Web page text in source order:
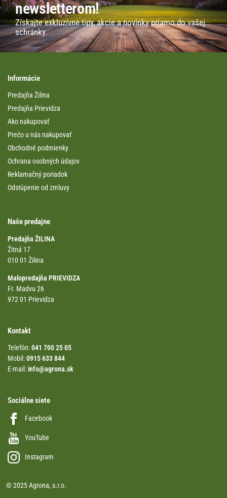
newsletterom!
Získajte exkluzívne tipy, akcie a novinky priamo do vašej
schránky.
Informácie
Predajňa Žilina
Predajňa Prievidza
Ako nakupovať
Prečo u nás nakupovať
Obchodné podmienky
Ochrana osobných údajov
Reklamačný poriadok
Odstúpenie od zmluvy
Naše predajne
Predajňa ŽILINA
Žitná 17
010 01 Žilina
Malopredajňa PRIEVIDZA
Fr. Madvu 26
972 01 Prievidza
Kontakt
Telefón:041 700 25 05
Mobil:0915 633 844
E-mail:info@agrona.sk
Sociálne siete
Facebook
YouTube
Instagram
© 2025 Agrona, s.r.o.